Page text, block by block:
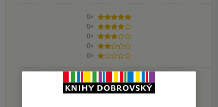
0×
5 hvězdiček
0×
4 hvězdičky
0×
3 hvězdičky
0×
2 hvězdičky
0×
1 hvezdička
PŘIDEJTE SVÉ HODNOCENÍ KNIHY